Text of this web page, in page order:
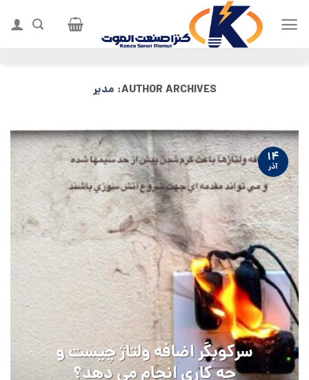
AUTHOR ARCHIVES: مدیر
مقالات عمومی
سرکوبگر اضافه ولتاژ چیست و
چه کاری انجام می ‏دهد؟
۱۴
آذر